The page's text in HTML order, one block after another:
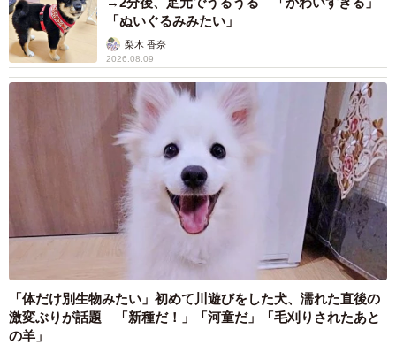
ェルターの方に相談しました。
「ぬいぐるみみたい」
梨木 香奈
2026.08.09
「体だけ別生物みたい」初めて川遊びをした犬、濡れた直後の
激変ぶりが話題 「新種だ！」「河童だ」「毛刈りされたあと
の羊」